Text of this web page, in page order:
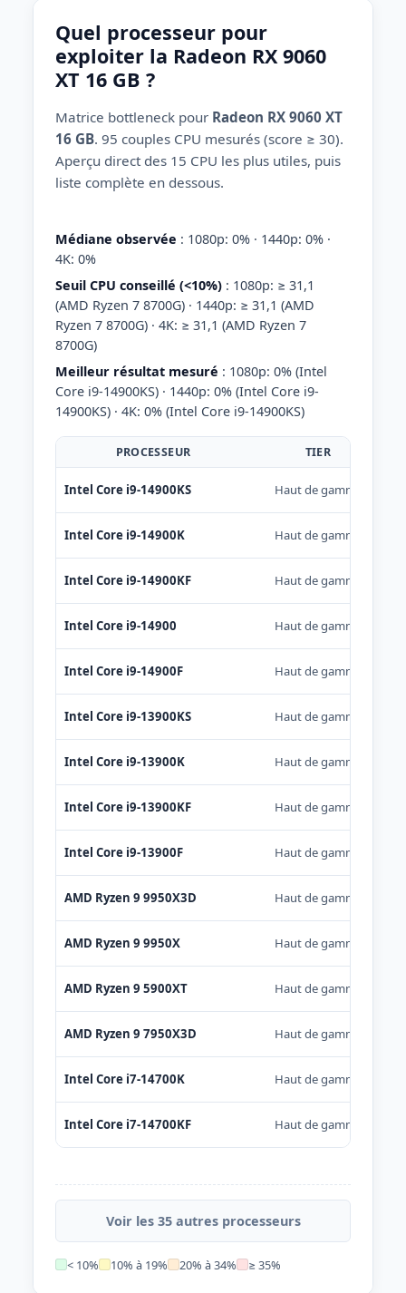
Quel processeur pour
exploiter la Radeon RX 9060
XT 16 GB ?
Matrice bottleneck pour Radeon RX 9060 XT
16 GB. 95 couples CPU mesurés (score ≥ 30).
Aperçu direct des 15 CPU les plus utiles, puis
liste complète en dessous.
Médiane observée : 1080p: 0% · 1440p: 0% ·
4K: 0%
Seuil CPU conseillé (<10%) : 1080p: ≥ 31,1
(AMD Ryzen 7 8700G) · 1440p: ≥ 31,1 (AMD
Ryzen 7 8700G) · 4K: ≥ 31,1 (AMD Ryzen 7
8700G)
Meilleur résultat mesuré : 1080p: 0% (Intel
Core i9-14900KS) · 1440p: 0% (Intel Core i9-
14900KS) · 4K: 0% (Intel Core i9-14900KS)
PROCESSEUR TIER
Intel Core i9-14900KS Haut de gamme
Intel Core i9-14900K Haut de gamme
Intel Core i9-14900KF Haut de gamme
Intel Core i9-14900 Haut de gamme
Intel Core i9-14900F Haut de gamme
Intel Core i9-13900KS Haut de gamme
Intel Core i9-13900K Haut de gamme
Intel Core i9-13900KF Haut de gamme
Intel Core i9-13900F Haut de gamme
AMD Ryzen 9 9950X3D Haut de gamme
AMD Ryzen 9 9950X Haut de gamme
AMD Ryzen 9 5900XT Haut de gamme
AMD Ryzen 9 7950X3D Haut de gamme
Intel Core i7-14700K Haut de gamme
Intel Core i7-14700KF Haut de gamme
Voir les 35 autres processeurs
< 10% 10% à 19% 20% à 34% ≥ 35%